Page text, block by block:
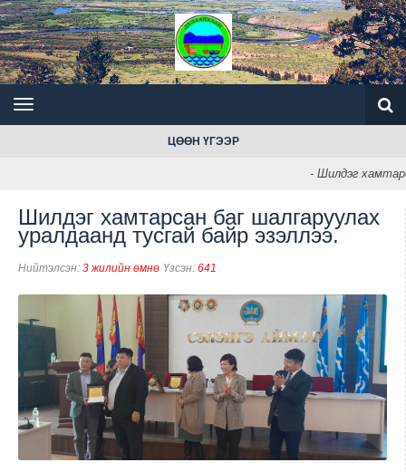
ЦӨӨН ҮГЭЭР
- Шилдэг
Шилдэг хамтарсан баг шалгаруулах
уралдаанд тусгай байр эзэллээ.
Нийтэлсэн: 3 жилийн өмнө Үзсэн: 641